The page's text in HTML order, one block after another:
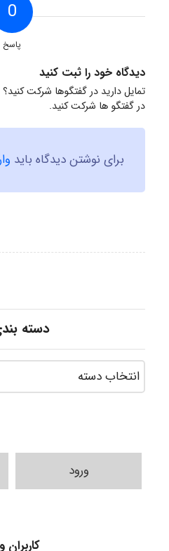
0
پاسخ
دیدگاه خود را ثبت کنید
تمایل دارید در گفتگوها شرکت کنید؟
در گفتگو ها شرکت کنید.
برای نوشتن دیدگاه باید
دسته
ورود
کاربران